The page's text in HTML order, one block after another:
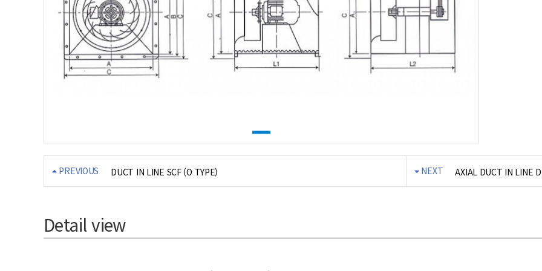
PREVIOUS DUCT IN LINE SCF (O TYPE) NEXT AXIAL DUCT IN LINE
Detail view